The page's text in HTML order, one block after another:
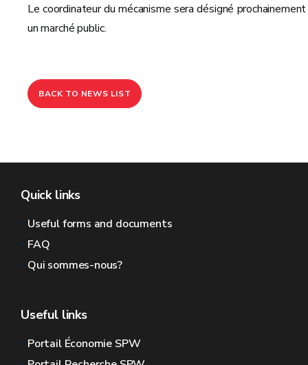
Le coordinateur du mécanisme sera désigné
un marché public.
BACK TO NEWS LIST
Quick links
Useful forms and documents
FAQ
Qui sommes-nous?
Useful links
Portail Économie SPW